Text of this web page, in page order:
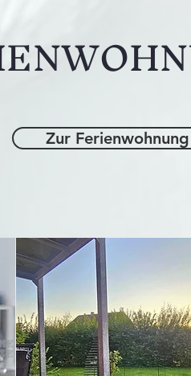
Zur Ferienwohnung